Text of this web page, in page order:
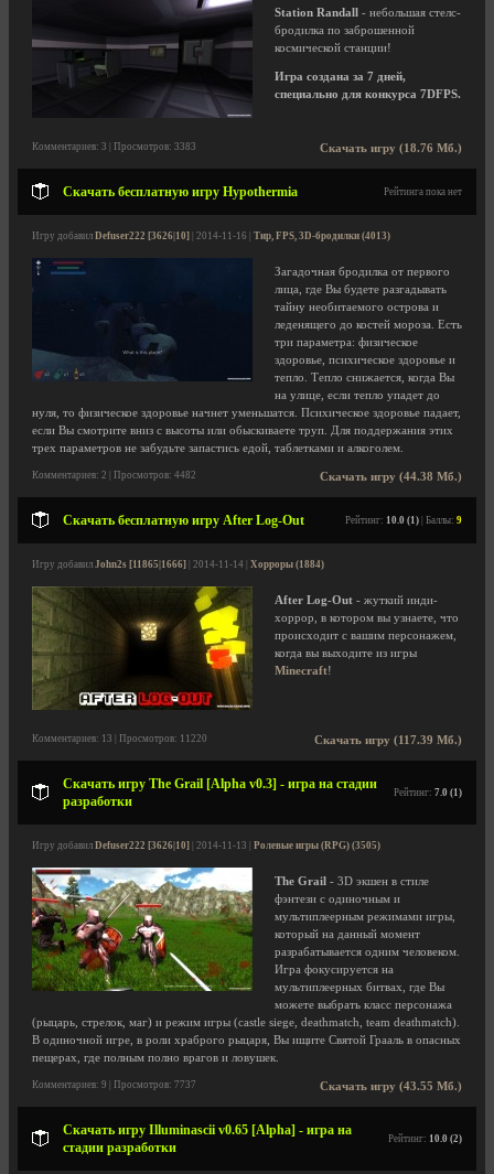
Station Randall - небольшая стелс-
бродилка по заброшенной
космической станции!
Игра создана за 7 дней,
специально для конкурса 7DFPS.
Скачать игру (18.76 Мб.)
Комментариев: 3 | Просмотров: 3383
Скачать бесплатную игру Hypothermia Рейтинга пока нет
Игру добавил Defuser222 [3626|10] | 2014-11-16 | Тир, FPS, 3D-бродилки (4013)
Загадочная бродилка от первого
лица, где Вы будете разгадывать
тайну необитаемого острова и
леденящего до костей мороза. Есть
три параметра: физическое
здоровье, психическое здоровье и
тепло. Тепло снижается, когда Вы
на улице, если тепло упадет до
нуля, то физическое здоровье начнет уменьшатся. Психическое здоровье падает,
если Вы смотрите вниз с высоты или обыскиваете труп. Для поддержания этих
трех параметров не забудьте запастись едой, таблетками и алкоголем.
Скачать игру (44.38 Мб.)
Комментариев: 2 | Просмотров: 4482
Скачать бесплатную игру After Log-Out Рейтинг: 10.0 (1) | Баллы: 9
Игру добавил John2s [11865|1666] | 2014-11-14 | Хорроры (1884)
After Log-Out - жуткий инди-
хоррор, в котором вы узнаете, что
происходит с вашим персонажем,
когда вы выходите из игры
Minecraft!
Скачать игру (117.39 Мб.)
Комментариев: 13 | Просмотров: 11220
Скачать игру The Grail [Alpha v0.3] - игра на стадии
разработки
Рейтинг: 7.0 (1)
Игру добавил Defuser222 [3626|10] | 2014-11-13 | Ролевые игры (RPG) (3505)
The Grail - 3D экшен в стиле
фэнтези с одиночным и
мультиплеерным режимами игры,
который на данный момент
разрабатывается одним человеком.
Игра фокусируется на
мультиплеерных битвах, где Вы
можете выбрать класс персонажа
(рыцарь, стрелок, маг) и режим игры (castle siege, deathmatch, team deathmatch).
В одиночной игре, в роли храброго рыцаря, Вы ищите Святой Грааль в опасных
пещерах, где полным полно врагов и ловушек.
Скачать игру (43.55 Мб.)
Комментариев: 9 | Просмотров: 7737
Скачать игру Illuminascii v0.65 [Alpha] - игра на
стадии разработки
Рейтинг: 10.0 (2)